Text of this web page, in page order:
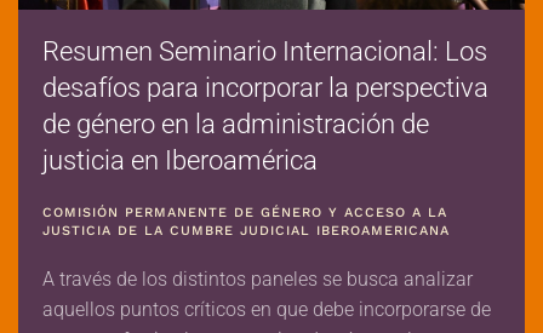
Resumen Seminario Internacional: Los
desafíos para incorporar la perspectiva
de género en la administración de
justicia en Iberoamérica
COMISIÓN PERMANENTE DE GÉNERO Y ACCESO A LA
JUSTICIA DE LA CUMBRE JUDICIAL IBEROAMERICANA
A través de los distintos paneles se busca analizar
aquellos puntos críticos en que debe incorporarse de